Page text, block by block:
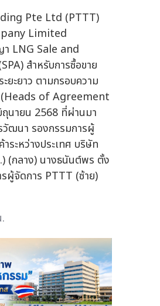
Pte Ltd (PTTT)
Limited
LNG Sale and
สำหรับการซื้อขาย
ยะยาว ตามกรอบความ
(Heads of Agreement
นายน 2568 ที่ผ่านมา
ฒนา รองกรรมการผู้
ระหว่างประเทศ บริษัท
(กลาง) นางธนันต์พร ตั้ง
ผู้จัดการ PTTT (ซ้าย)